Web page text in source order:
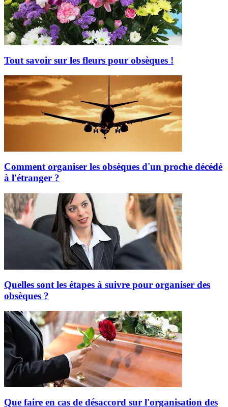
Tout savoir sur les fleurs pour obsèques !
Comment organiser les obsèques d'un proche décédé
à l'étranger ?
Quelles sont les étapes à suivre pour organiser des
obsèques ?
Que faire en cas de désaccord sur l'organisation des